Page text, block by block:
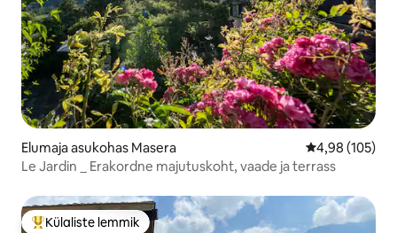
Elumaja asukohas Masera Keskmine
4,98 (105)
Le Jardin _ Erakordne majutuskoht, vaade ja terrass
Külaliste suur lemmik
Külaliste lemmik